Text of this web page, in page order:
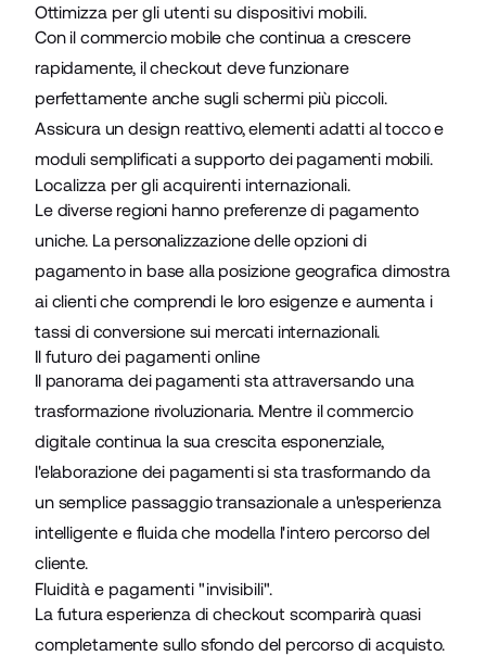
Ottimizza per gli utenti su dispositivi mobili.
Con il commercio mobile che continua a crescere
rapidamente, il checkout deve funzionare
perfettamente anche sugli schermi più piccoli.
Assicura un design reattivo, elementi adatti al tocco e
moduli semplificati a supporto dei pagamenti mobili.
Localizza per gli acquirenti internazionali.
Le diverse regioni hanno preferenze di pagamento
uniche. La personalizzazione delle opzioni di
pagamento in base alla posizione geografica dimostra
ai clienti che comprendi le loro esigenze e aumenta i
tassi di conversionesui mercati internazionali.
Il futuro dei pagamenti online
Il panorama dei pagamenti sta attraversando una
trasformazione rivoluzionaria. Mentre ilcommercio
digitalecontinua la sua crescita esponenziale,
l'elaborazione dei pagamenti si sta trasformando da
un semplice passaggio transazionale a un'esperienza
intelligente e fluida che modella l'intero percorso del
cliente.
Fluidità e pagamenti "invisibili".
La futura esperienza di checkout scomparirà quasi
completamente sullo sfondo del percorso di acquisto.